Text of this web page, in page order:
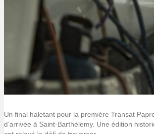
Un final haletant pour la première Transat
d’arrivée à Saint-Barthélemy. Une édition